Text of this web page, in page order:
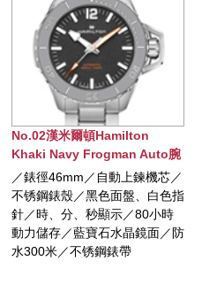
腕
芯／
白色指
小時
面／防
No.03漢米爾頓Hamilton
Khaki Navy SCUBA
錶
／錶徑43mm／自動上鍊
不锈鋼錶殼／白色面盤、
針／時、分、秒顯示／80
動力儲存／藍寶石水晶鏡
水300米／不锈鋼錶帶